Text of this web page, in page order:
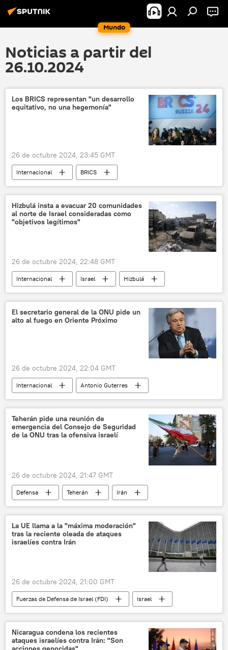
Mundo
Noticias a partir del
26.10.2024
Los BRICS representan "un desarrollo
equitativo, no una hegemonía"
26 de octubre 2024, 23:45 GMT
Internacional
BRICS
XVI Cumbre de los BRICS en Rusia (2024)
Global Times
política
Hizbulá insta a evacuar 20 comunidades
al norte de Israel consideradas como
"objetivos legítimos"
26 de octubre 2024, 22:48 GMT
Internacional Israel
Hizbulá
Hamás
Líbano
Beirut
🌍 Oriente Medio
El secretario general de la ONU pide un
alto al fuego en Oriente Próximo
26 de octubre 2024, 22:04 GMT
Internacional
Antonio Guterres
Benjamín Netanyahu
Irán
Israel
Teherán
ONU
Fuerzas de Defensa de Israel (FDI)
Teherán pide una reunión de
emergencia del Consejo de Seguridad
de la ONU tras la ofensiva israelí
26 de octubre 2024, 21:47 GMT
Defensa Teherán
Irán
Fuerzas de Defensa de Israel (FDI)
Consejo de Seguridad de la ONU
política
🌍 Oriente Medio
🛡️ Zonas de conflicto
La UE llama a la "máxima moderación"
tras la reciente oleada de ataques
israelíes contra Irán
26 de octubre 2024, 21:00 GMT
Fuerzas de Defensa de Israel (FDI)
Israel
Irán
Teherán
Unión Europea (UE)
🌍 Oriente Medio
🛡️ Zonas de conflicto
Internacional
Nicaragua condena los recientes
ataques israelíes contra Irán: "Son